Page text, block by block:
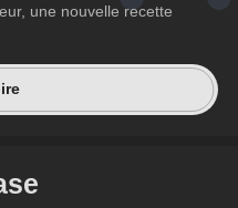
une nouvelle recette